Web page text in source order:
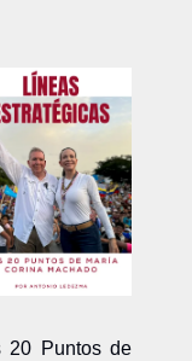
20 Puntos de